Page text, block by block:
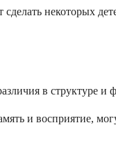
некоторых
в структуре и
и восприятие,